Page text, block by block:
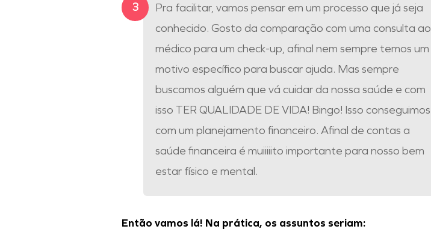
Pra facilitar, vamos pensar em um processo que já seja
conhecido. Gosto da comparação com uma consulta ao
médico para um check-up, afinal nem sempre temos um
motivo específico para buscar ajuda. Mas sempre
buscamos alguém que vá cuidar da nossa saúde e com
isso TER QUALIDADE DE VIDA! Bingo! Isso conseguimos
com um planejamento financeiro. Afinal de contas a
saúde financeira é muiiiiito importante para nosso bem
estar físico e mental.
Então vamos lá! Na prática, os assuntos seriam: